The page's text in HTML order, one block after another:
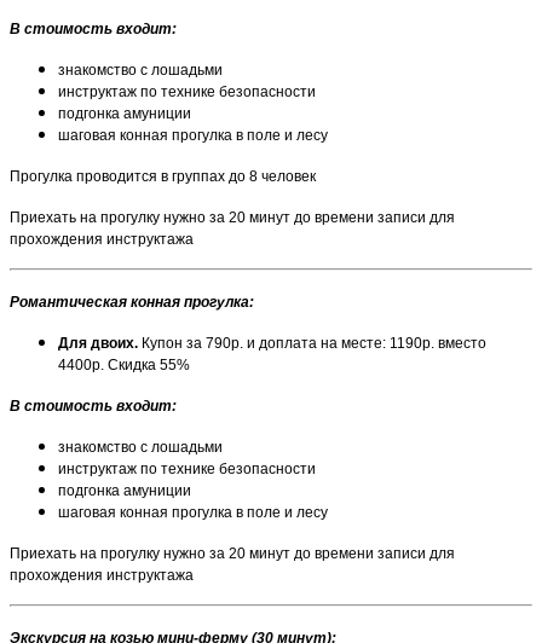
В стоимость входит:
знакомство с лошадьми
инструктаж по технике безопасности
подгонка амуниции
шаговая конная прогулка в поле и лесу
Прогулка проводится в группах до 8 человек
Приехать на прогулку нужно за 20 минут до времени записи для
прохождения инструктажа
Романтическая конная прогулка:
Для двоих. Купон за 790р. и доплата на месте: 1190р. вместо
4400р. Скидка 55%
В стоимость входит:
знакомство с лошадьми
инструктаж по технике безопасности
подгонка амуниции
шаговая конная прогулка в поле и лесу
Приехать на прогулку нужно за 20 минут до времени записи для
прохождения инструктажа
Экскурсия на козью мини-ферму (30 минут):